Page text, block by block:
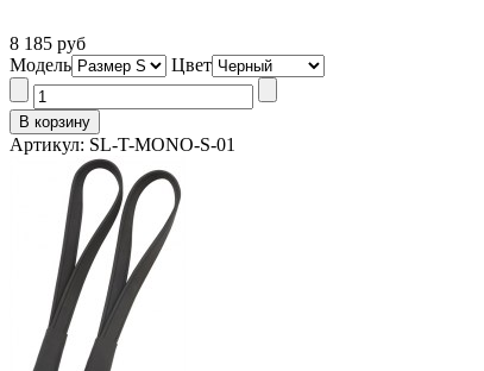
8 185 руб
Модель
Цвет
Артикул: SL-T-MONO-S-01